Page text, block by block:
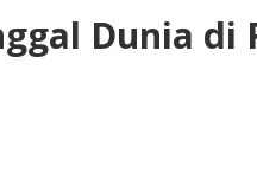
Dunia di